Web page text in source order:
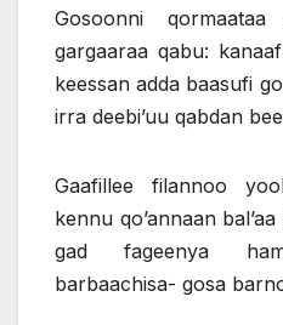
Gosoonni
gargaaraa qabu:
keessan adda baasufi
irra deebi’uu qabdan
Gaafillee filannoo
kennu qo’annaan
gad fageenya
barbaachisa- gosa